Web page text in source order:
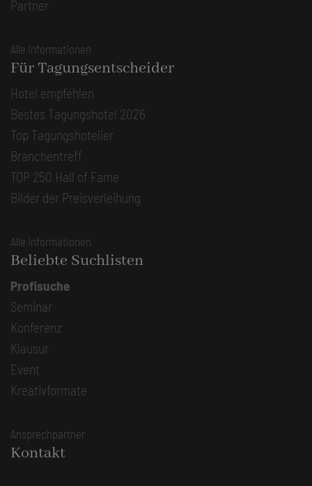
Partner
Alle Informationen
Für Tagungsentscheider
Hotel empfehlen
Bestes Tagungshotel 2026
Top Tagungshotelier
Branchentreff
TOP 250 Hall of Fame
Bilder der Preisverleihung
Alle Informationen
Beliebte Suchlisten
Profisuche
Seminar
Konferenz
Klausur
Event
Kreativformate
Ansprechpartner
Kontakt